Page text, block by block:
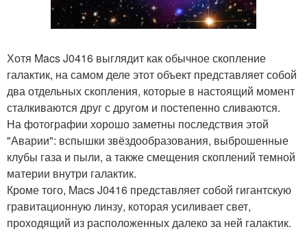
Хотя Macs J0416 выглядит как обычное скопление
галактик, на самом деле этот объект представляет собой
два отдельных скопления, которые в настоящий момент
сталкиваются друг с другом и постепенно сливаются.
На фотографии хорошо заметны последствия этой
"Аварии": вспышки звёздообразования, выброшенные
клубы газа и пыли, а также смещения скоплений темной
материи внутри галактик.
Кроме того, Macs J0416 представляет собой гигантскую
гравитационную линзу, которая усиливает свет,
проходящий из расположенных далеко за ней галактик.